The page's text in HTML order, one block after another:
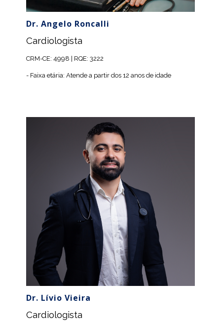
Dr. Angelo Roncalli
Cardiologista
CRM-CE: 4998 | RQE: 3222
- Faixa etária: Atende a partir dos 12 anos de idade
Dr. Lívio Vieira
Cardiologista